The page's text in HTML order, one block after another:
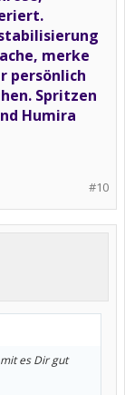
merke
persönlich
Spritzen
Humira
#10
es Dir gut